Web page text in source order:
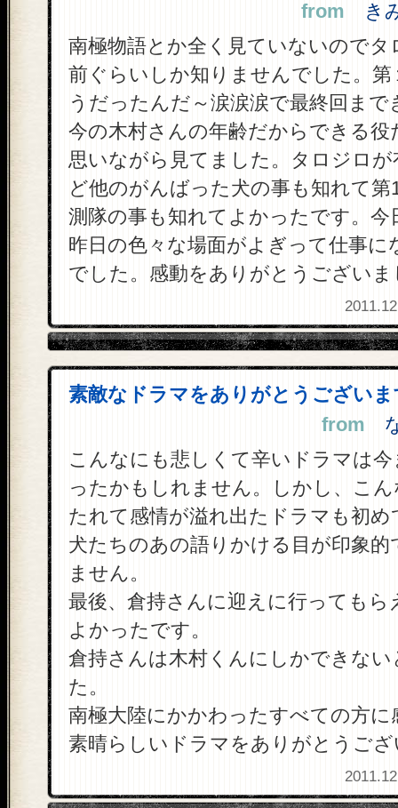
from き
南極物語とか全く見ていないのでタ
前ぐらいしか知りませんでした。第
うだったんだ～涙涙涙で最終回まで
今の木村さんの年齢だからできる役
思いながら見てました。タロジロが
ど他のがんばった犬の事も知れて第
測隊の事も知れてよかったです。今
昨日の色々な場面がよぎって仕事に
でした。感動をありがとうございま
素敵なドラマをありがとうございま
from
こんなにも悲しくて辛いドラマは
ったかもしれません。しかし、こ
たれて感情が溢れ出たドラマも初め
犬たちのあの語りかける目が印象的
ません。
最後、倉持さんに迎えに行ってもら
よかったです。
倉持さんは木村くんにしかできない
た。
南極大陸にかかわったすべての方に
素晴らしいドラマをありがとうご